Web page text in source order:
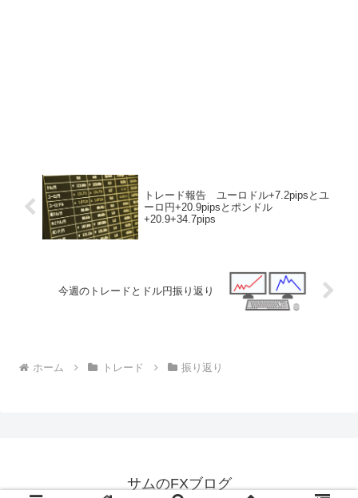
トレード報告 ユーロドル+7.2pipsとユ
ーロ円+20.9pipsとポンドル
+20.9+34.7pips
今週のトレードとドル円振り返り
ホーム トレード 振り返り
サムのFXブログ